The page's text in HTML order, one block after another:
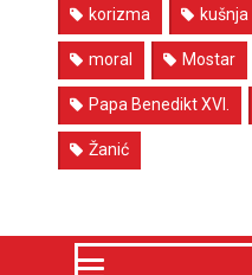
korizma kušnja
moral Mostar
Papa Benedikt XVI.
Žanić